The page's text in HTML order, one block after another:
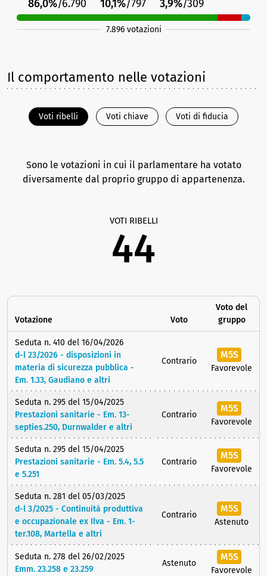
86,0%/6.790 10,1%/797 3,9%/309
7.896 votazioni
Il comportamento nelle votazioni
Voti ribelli Voti chiave Voti di fiducia
Sono le votazioni in cui il parlamentare ha votato
diversamente dal proprio gruppo di appartenenza.
VOTI RIBELLI
44
Votazione Voto
Voto del
gruppo
Seduta n. 410 del 16/04/2026
d-l 23/2026 - disposizioni in
materia di sicurezza pubblica -
Em. 1.33, Gaudiano e altri
Contrario
M5S
Favorevole
Seduta n. 295 del 15/04/2025
Prestazioni sanitarie - Em. 13-
septies.250, Durnwalder e altri
Contrario
M5S
Favorevole
Seduta n. 295 del 15/04/2025
Prestazioni sanitarie - Em. 5.4, 5.5
e 5.251
Contrario
M5S
Favorevole
Seduta n. 281 del 05/03/2025
d-l 3/2025 - Continuità produttiva
e occupazionale ex Ilva - Em. 1-
ter.108, Martella e altri
Contrario
M5S
Astenuto
Seduta n. 278 del 26/02/2025
Emm. 23.258 e 23.259
Astenuto
M5S
Favorevole